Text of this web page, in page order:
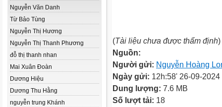
Nguyễn Văn Danh
Từ Bảo Tùng
Nguyễn Thị Hương
Nguyễn Thị Thanh Phương
đỗ thị thanh nhan
Mai Xuân Đoàn
Dương Hiệu
Dương Thu Hằng
nguyễn trung Khánh
(Tài liệu chưa được thẩm định)
Nguồn:
Người gửi: Nguyễn Hoàng
Ngày gửi: 12h:58' 26-09-2024
Dung lượng: 7.6 MB
Số lượt tải: 18